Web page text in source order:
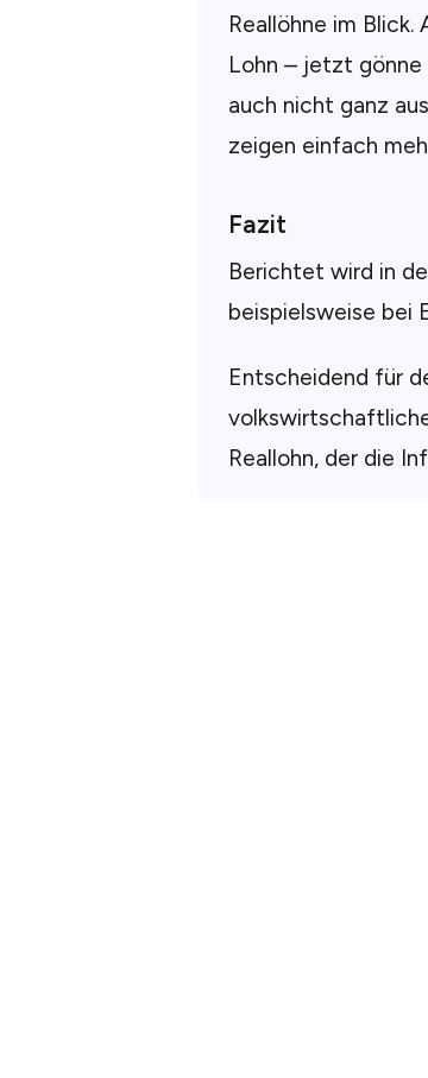
Reallöhne im Blick.
Lohn – jetzt gönne
auch nicht ganz
zeigen einfach
Fazit
Berichtet wird in
beispielsweise bei
Entscheidend für
Reallohn, der die